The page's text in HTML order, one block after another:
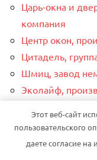
Царь-окна и
компания
Центр окон,
Цитадель,
Шмиц, завод
Эколайф,
Элис окна,
Элита-Окна,
Этот веб-сайт
пользовательского
даете согласие